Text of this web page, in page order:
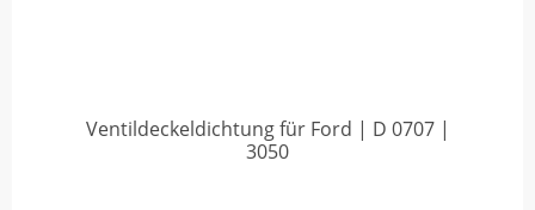
Ventildeckeldichtung für Ford | D 0707 |
3050